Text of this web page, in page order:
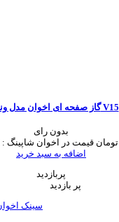
گاز صفحه ای اخوان مدل ونوس V15
بدون رای
قیمت در اخوان شاپینگ :
اضافه به سبد خرید
پربازدید
پر بازدید